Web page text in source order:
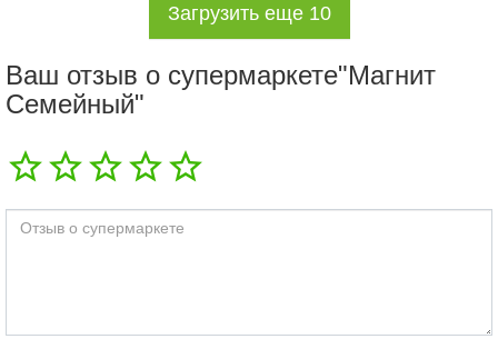
Добавить ответ
Загрузить еще 10
Ваш отзыв о супермаркете"Магнит
Семейный"